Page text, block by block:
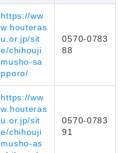
https://ww
w.houteras
u.or.jp/sit
e/chihouji
musho-sa
pporo/
0570-0783
88
https://ww
w.houteras
u.or.jp/sit
e/chihouji
musho-as
0570-0783
91